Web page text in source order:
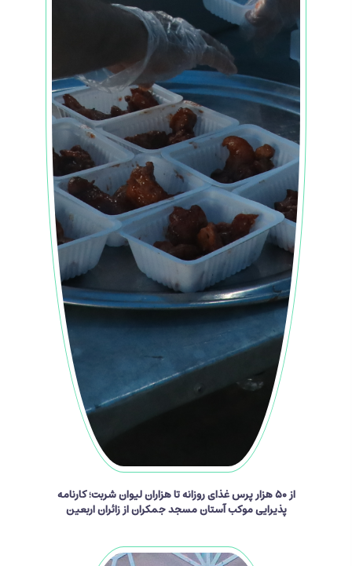
از ۵۰ هزار پرس غذای روزانه تا هزاران لیوان شربت؛ کارنامه
پذیرایی موکب آستان مسجد جمکران از زائران اربعین